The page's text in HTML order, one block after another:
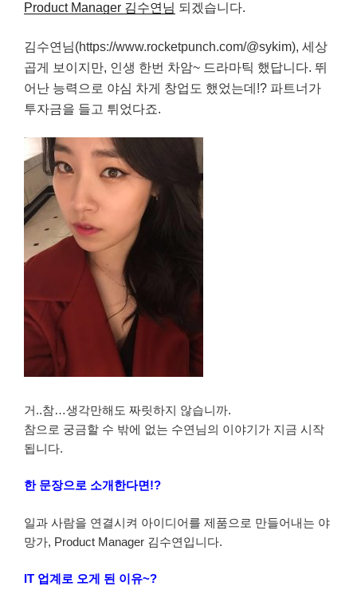
Product Manager 김수연님 되겠습니다.
김수연님(https://www.rocketpunch.com/@sykim), 세상
곱게 보이지만, 인생 한번 차암~ 드라마틱 했답니다. 뛰
어난 능력으로 야심 차게 창업도 했었는데!? 파트너가
투자금을 들고 튀었다죠.
거..참…생각만해도 짜릿하지 않습니까.
참으로 궁금할 수 밖에 없는 수연님의 이야기가 지금 시작
됩니다.
한 문장으로 소개한다면!?
일과 사람을 연결시켜 아이디어를 제품으로 만들어내는 야
망가, Product Manager 김수연입니다.
IT 업계로 오게 된 이유~?